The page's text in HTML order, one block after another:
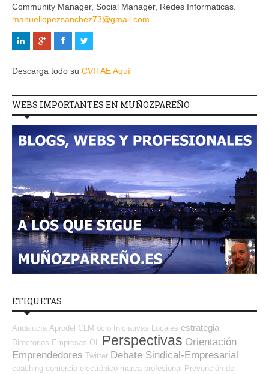
Community Manager, Social Manager, Redes Informaticas.
manuellopezsanchez73@gmail.com
Descarga todo su CVITAE Aquí
WEBS IMPORTANTES EN MUÑOZPAREÑO
ETIQUETAS
Andalucía Aprodel CLM ocio Iniciativas Locales estrategia
Directorios Empresas OL Perspectivas Orientación
Emprendedores Twitter Debate Sindical-Empresarial
coaching comercio electrónico marca profesional
Prevención de